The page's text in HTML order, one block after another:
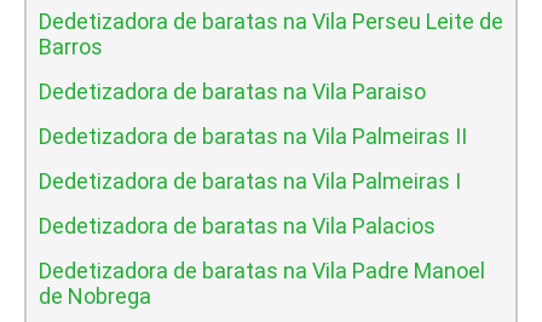
Dedetizadora de baratas na Vila Perseu Leite de
Barros
Dedetizadora de baratas na Vila Paraiso
Dedetizadora de baratas na Vila Palmeiras II
Dedetizadora de baratas na Vila Palmeiras I
Dedetizadora de baratas na Vila Palacios
Dedetizadora de baratas na Vila Padre Manoel
de Nobrega